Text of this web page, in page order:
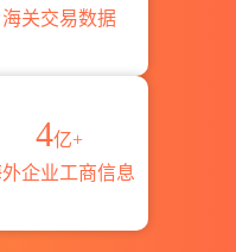
海关交易数据
4亿+
企业工商信息